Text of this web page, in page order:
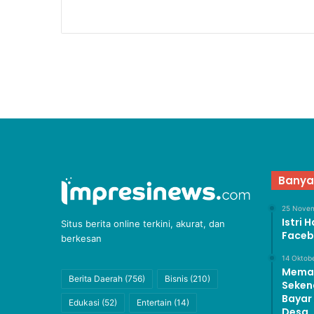
Situs berita online terkini, akurat, dan
berkesan
Berita Daerah (756) Bisnis (210)
Edukasi (52) Entertain (14)
25
Istri
14